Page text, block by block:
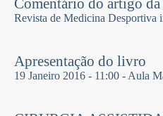
Comentário do artigo
Revista de Medicina Desportiva
Apresentação do livro
19 Janeiro 2016 - 11:00 - Aula